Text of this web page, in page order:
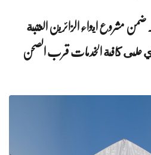
(2000) م2.. ضمن مشروع ايواء الزائرين العتبة
على كافة الخدمات قرب الصحن